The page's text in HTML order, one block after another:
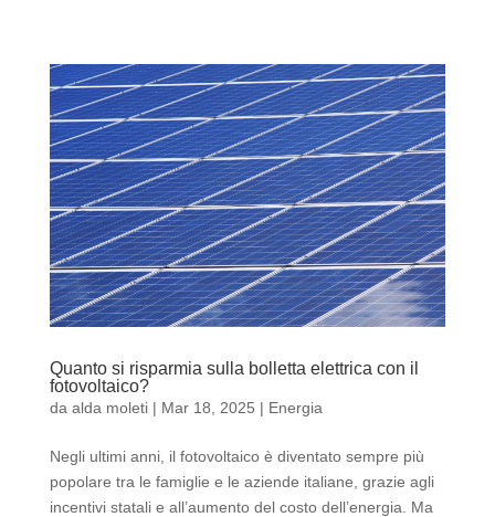
Quanto si risparmia sulla bolletta elettrica con il
fotovoltaico?
da alda moleti| Mar 18, 2025 | Energia
Negli ultimi anni, il fotovoltaico è diventato sempre più
popolare tra le famiglie e le aziende italiane, grazie agli
incentivi statali e all’aumento del costo dell’energia. Ma